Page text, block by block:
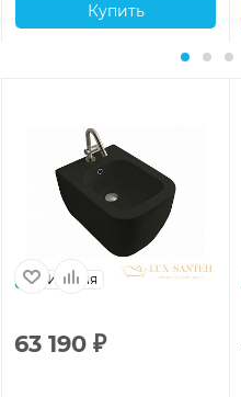
Купить
Италия
63 190 ₽